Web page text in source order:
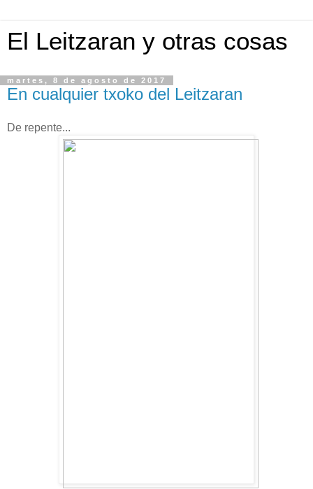
El Leitzaran y otras cosas
martes, 8 de agosto de 2017
En cualquier txoko del Leitzaran
De repente...